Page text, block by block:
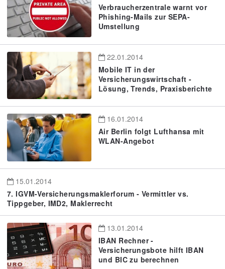
Verbraucherzentrale warnt vor
Phishing-Mails zur SEPA-
Umstellung
22.01.2014
Mobile IT in der
Versicherungswirtschaft -
Lösung, Trends, Praxisberichte
16.01.2014
Air Berlin folgt Lufthansa mit
WLAN-Angebot
15.01.2014
7. IGVM-Versicherungsmaklerforum - Vermittler vs.
Tippgeber, IMD2, Maklerrecht
13.01.2014
IBAN Rechner -
Versicherungsbote hilft IBAN
und BIC zu berechnen